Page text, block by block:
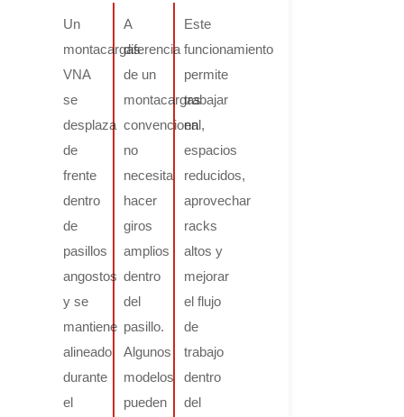
Un
montacargas
VNA
se
desplaza
de
frente
dentro
de
pasillos
angostos
y se
mantiene
alineado
durante
el
A
diferencia
de un
montacargas
convencional,
no
necesita
hacer
giros
amplios
dentro
del
pasillo.
Algunos
modelos
pueden
Este
funcionamiento
permite
trabajar
en
espacios
reducidos,
aprovechar
racks
altos y
mejorar
el flujo
de
trabajo
dentro
del